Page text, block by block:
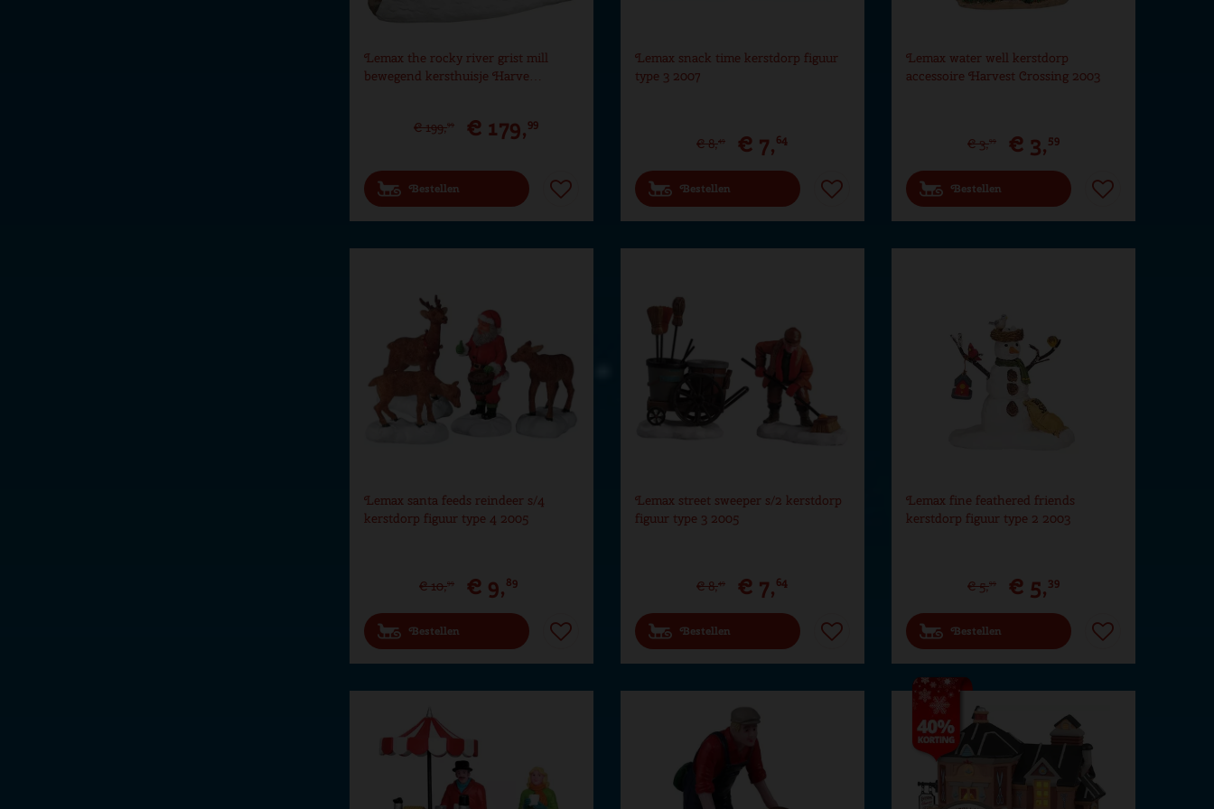
Lemax the rocky river grist mill
bewegend kersthuisje Harve…
€ 199,99 € 179,99
Bestellen
Lemax snack time kerstdorp figuur
type 3 2007
€ 8,49 € 7,64
Bestellen
Lemax water well kerstdorp
accessoire Harvest Crossing 2003
€ 3,99 € 3,59
Bestellen
Lemax santa feeds reindeer s/4
kerstdorp figuur type 4 2005
€ 10,99 € 9,89
Bestellen
Lemax street sweeper s/2 kerstdorp
figuur type 3 2005
€ 8,49 € 7,64
Bestellen
Lemax fine feathered friends
kerstdorp figuur type 2 2003
€ 5,99 € 5,39
Bestellen